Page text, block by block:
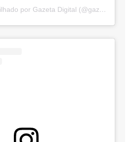
Um post compartilhado por Gazeta Digital (@gazetadigital)